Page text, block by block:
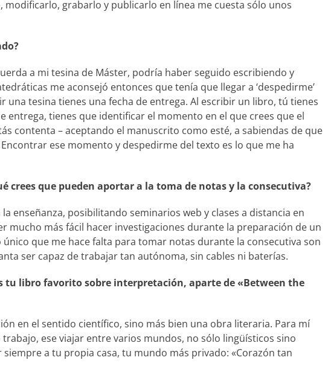
grabarlo y publicarlo en línea me cuesta sólo unos
a mi tesina de Máster, podría haber seguido escribiendo y
me aconsejó entonces que tenía que llegar a ‘despedirme’
una tesina tienes una fecha de entrega. Al escribir un libro, tú tienes
entrega, tienes que identificar el momento en el que crees que el
contenta – aceptando el manuscrito como esté, a sabiendas de que
ese momento y despedirme del texto es lo que me ha
crees que pueden aportar a la toma de notas y la consecutiva?
enseñanza, posibilitando seminarios web y clases a distancia en
mucho más fácil hacer investigaciones durante la preparación de un
que me hace falta para tomar notas durante la consecutiva son
ser capaz de trabajar tan autónoma, sin cables ni baterías.
tu libro favorito sobre interpretación, aparte de «Between the
en el sentido científico, sino más bien una obra literaria. Para mí
ese viajar entre varios mundos, no sólo lingüísticos sino
a tu propia casa, tu mundo más privado: «Corazón tan